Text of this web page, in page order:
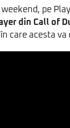
weekend, pe
din Call of
care acesta